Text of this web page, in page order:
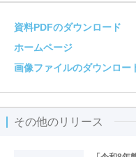
資料PDFのダウンロード
ホームページ
画像ファイルのダウンロー
その他のリリース